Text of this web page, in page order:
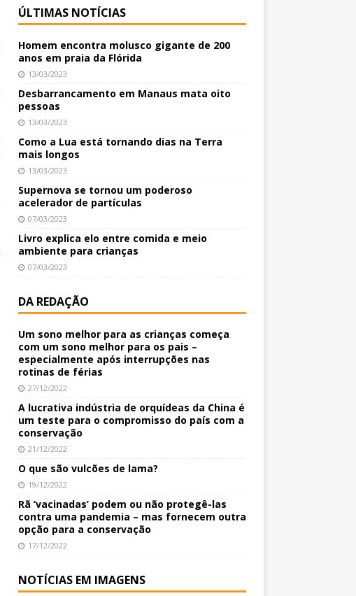
ÚLTIMAS NOTÍCIAS
Homem encontra molusco gigante de 200
anos em praia da Flórida
13/03/2023
Desbarrancamento em Manaus mata oito
pessoas
13/03/2023
Como a Lua está tornando dias na Terra
mais longos
13/03/2023
Supernova se tornou um poderoso
acelerador de partículas
07/03/2023
Livro explica elo entre comida e meio
ambiente para crianças
07/03/2023
DA REDAÇÃO
Um sono melhor para as crianças começa
com um sono melhor para os pais –
especialmente após interrupções nas
rotinas de férias
27/12/2022
A lucrativa indústria de orquídeas da China é
um teste para o compromisso do país com a
conservação
21/12/2022
O que são vulcões de lama?
19/12/2022
Rã ‘vacinadas’ podem ou não protegê-las
contra uma pandemia – mas fornecem outra
opção para a conservação
17/12/2022
NOTÍCIAS EM IMAGENS